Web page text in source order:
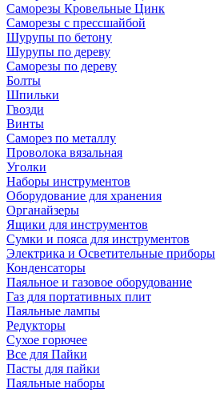
Саморезы Кровельные Цинк
Саморезы с прессшайбой
Шурупы по бетону
Шурупы по дереву
Саморезы по дереву
Болты
Шпильки
Гвозди
Винты
Саморез по металлу
Проволока вязальная
Уголки
Наборы инструментов
Оборудование для хранения
Органайзеры
Ящики для инструментов
Сумки и пояса для инструментов
Электрика и Осветительные приборы
Конденсаторы
Паяльное и газовое оборудование
Газ для портативных плит
Паяльные лампы
Редукторы
Сухое горючее
Все для Пайки
Пасты для пайки
Паяльные наборы